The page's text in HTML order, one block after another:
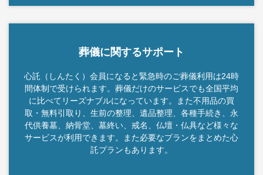
葬儀に関するサポート
心託（しんたく）会員になると緊急時のご葬儀利用は24時
間体制で受けられます。葬儀だけのサービスでも全国平均
に比べてリーズナブルになっています。また不用品の買
取・無料引取り、生前の整理、遺品整理、各種手続き、永
代供養墓、納骨堂、墓終い、戒名、仏壇・仏具など様々な
サービスが利用できます。また必要なプランをまとめた心
託プランもあります。